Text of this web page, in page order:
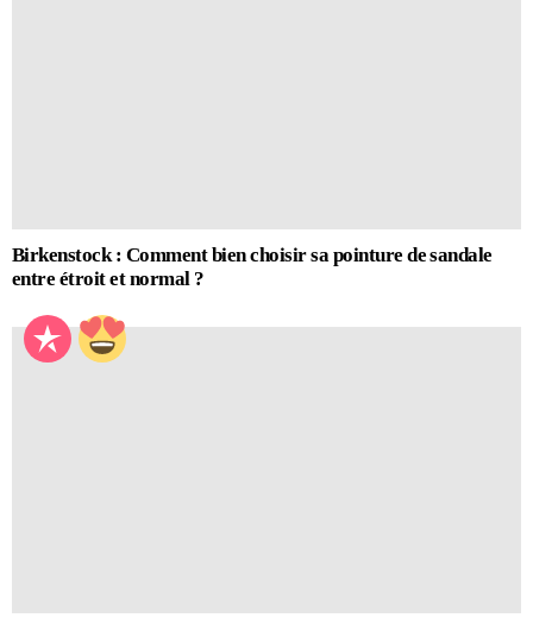
Birkenstock : Comment bien choisir sa pointure de sandale
entre étroit et normal ?